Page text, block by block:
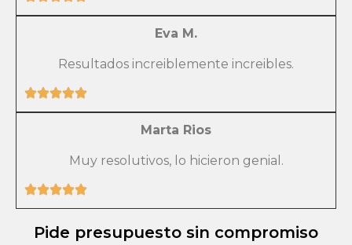
Eva M.
Resultados increiblemente increibles.
Marta Rios
Muy resolutivos, lo hicieron genial.
Pide presupuesto sin compromiso